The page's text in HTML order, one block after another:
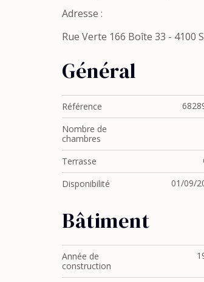
Adresse :
Rue Verte 166 Boîte 33 - 4100
Général
Référence
Nombre de
chambres
Terrasse
Disponibilité
01/09/
Bâtiment
Année de
construction